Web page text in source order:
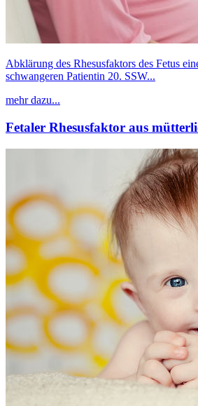
Abklärung des Rhesusfaktors des Fetus
schwangeren Patientin 20. SSW...
mehr dazu...
Fetaler Rhesusfaktor aus